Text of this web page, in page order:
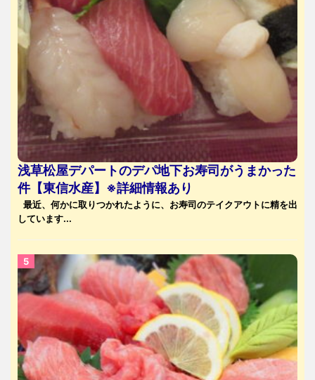
浅草松屋デパートのデパ地下お寿司がうまかった
件【東信水産】※詳細情報あり
最近、何かに取りつかれたように、お寿司のテイクアウトに精を出
しています...